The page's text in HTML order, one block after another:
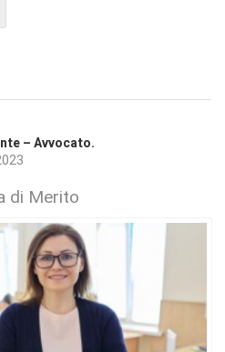
– Avvocato.
di Merito